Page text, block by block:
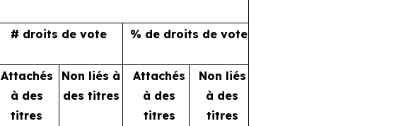
# droits de vote % de droits de vote
Attachés
à des
titres
Non liés à
des titres
Attachés
à des
titres
Non liés
à des
titres